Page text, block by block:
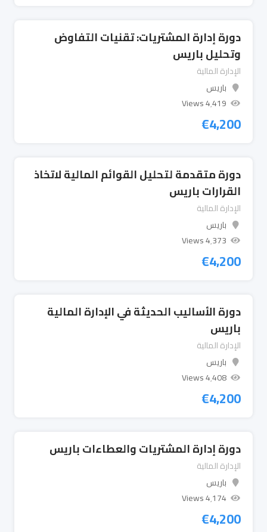
دورة إدارة المشتريات: تقنيات التفاوض
وتحليل باريس
الإدارة المالية
باريس
4٬419 Views
€4,200
دورة متقدمة لتحليل القوائم المالية لاتخاذ
القرارات باريس
الإدارة المالية
باريس
4٬373 Views
€4,200
دورة الأساليب الحديثة في الإدارة المالية
باريس
الإدارة المالية
باريس
4٬408 Views
€4,200
دورة إدارة المشتريات والعطاءات باريس
الإدارة المالية
باريس
4٬174 Views
€4,200